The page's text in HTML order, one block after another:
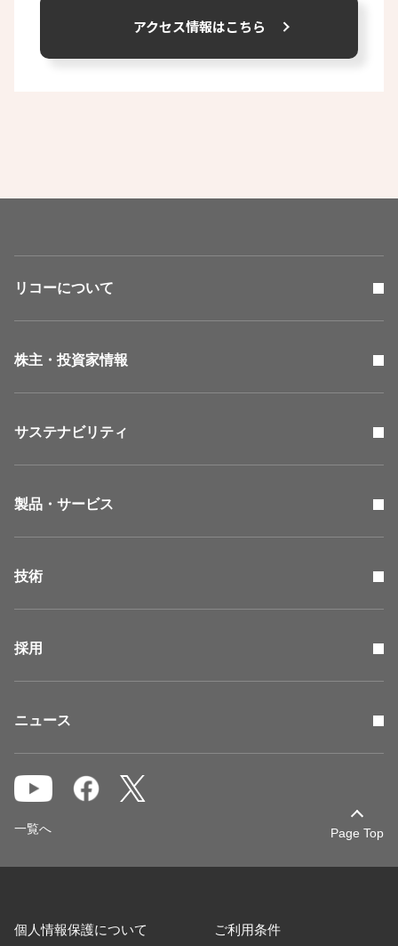
アクセス情報はこちら
リコーについて
株主・投資家情報
サステナビリティ
製品・サービス
技術
採用
ニュース
Page Top
一覧へ
個人情報保護について ご利用条件